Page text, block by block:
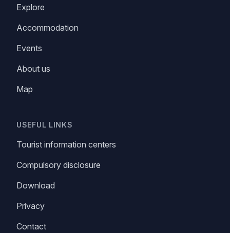
Find more
Explore
Accommodation
Events
About us
Map
USEFUL LINKS
Tourist information centers
Compulsory disclosure
Download
Privacy
Contact